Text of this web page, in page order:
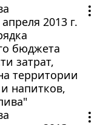
2013 г.
бюджета
затрат,
территории
напитков,